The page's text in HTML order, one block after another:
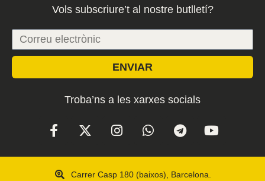
Vols subscriure’t al nostre butlletí?
ENVIAR
Troba’ns a les xarxes socials
Carrer Casp 180 (baixos), Barcelona.